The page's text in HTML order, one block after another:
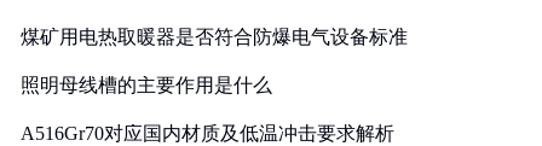
煤矿用电热取暖器是否符合防爆电气设备标准
照明母线槽的主要作用是什么
A516Gr70对应国内材质及低温冲击要求解析